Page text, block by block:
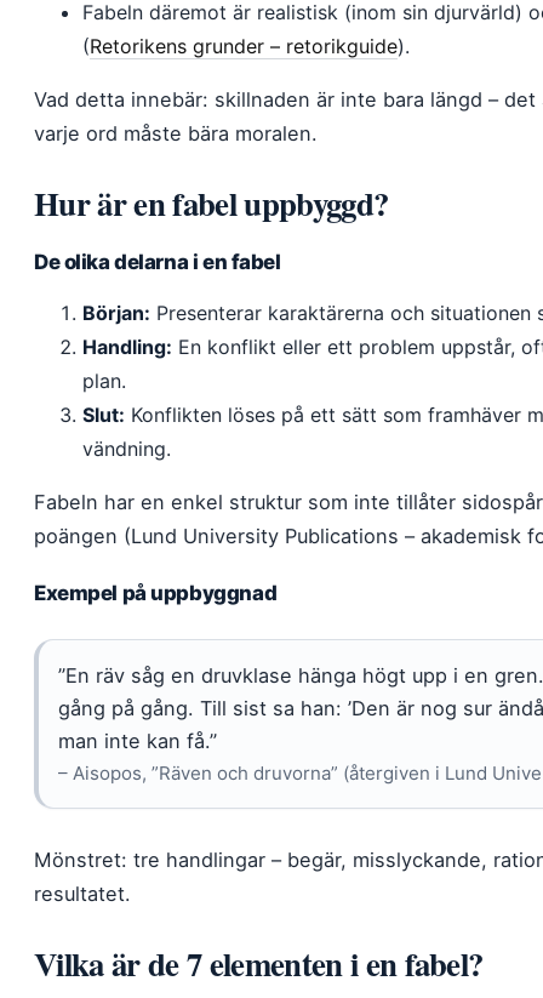
Fabeln däremot är realistisk (inom sin djurvärld)
(Retorikens grunder – retorikguide).
Vad detta innebär: skillnaden är inte bara längd –
varje ord måste bära moralen.
Hur är en fabel uppbyggd?
De olika delarna i en fabel
Början: Presenterar karaktärerna och situationen
Handling: En konflikt eller ett problem uppstår,
plan.
Slut: Konflikten löses på ett sätt som framhäver
vändning.
Fabeln har en enkel struktur som inte tillåter
poängen (Lund University Publications – akademisk
Exempel på uppbyggnad
”En räv såg en druvklase hänga högt upp i en
gång på gång. Till sist sa han: ’Den är nog sur
man inte kan få.”
– Aisopos, ”Räven och druvorna” (återgiven i Lund
Mönstret: tre handlingar – begär, misslyckande,
resultatet.
Vilka är de 7 elementen i en fabel?